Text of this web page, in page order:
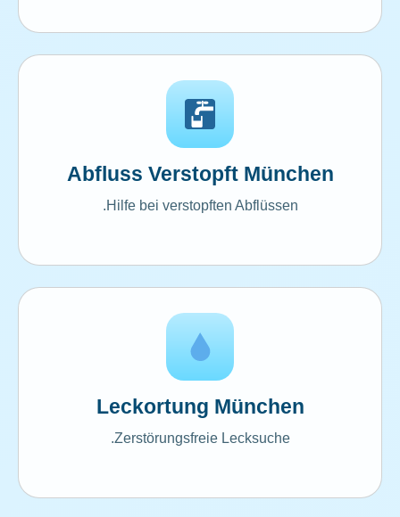
Abfluss Verstopft München
Hilfe bei verstopften Abflüssen.
Leckortung München
Zerstörungsfreie Lecksuche.